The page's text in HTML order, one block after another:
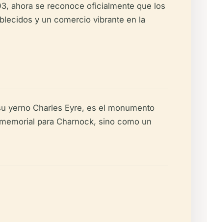
ahora se reconoce oficialmente que los
y un comercio vibrante en la
yerno Charles Eyre, es el monumento
para Charnock, sino como un